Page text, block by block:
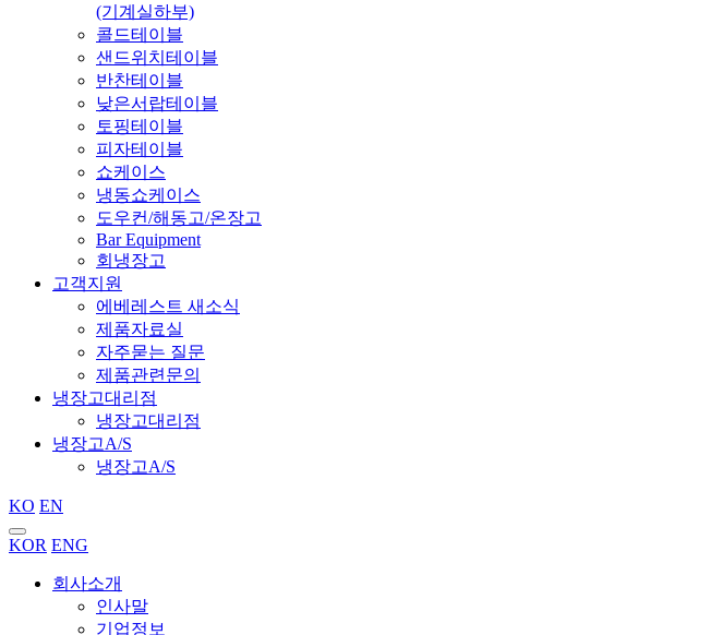
(기계실하부)
콜드테이블
샌드위치테이블
반찬테이블
낮은서랍테이블
토핑테이블
피자테이블
쇼케이스
냉동쇼케이스
도우컨/해동고/온장고
Bar Equipment
회냉장고
고객지원
에베레스트 새소식
제품자료실
자주묻는 질문
제품관련문의
냉장고대리점
냉장고대리점
냉장고A/S
냉장고A/S
KO EN
KOR ENG
회사소개
인사말
기업정보